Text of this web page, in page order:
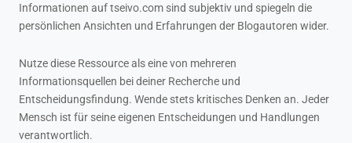
Informationen auf tseivo.com sind subjektiv und spiegeln die
persönlichen Ansichten und Erfahrungen der Blogautoren wider.
Nutze diese Ressource als eine von mehreren
Informationsquellen bei deiner Recherche und
Entscheidungsfindung. Wende stets kritisches Denken an. Jeder
Mensch ist für seine eigenen Entscheidungen und Handlungen
verantwortlich.